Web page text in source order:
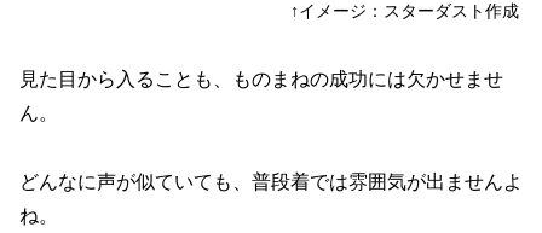
↑イメージ：スターダスト作成
見た目から入ることも、ものまねの成功には欠かせませ
ん。
どんなに声が似ていても、普段着では雰囲気が出ませんよ
ね。